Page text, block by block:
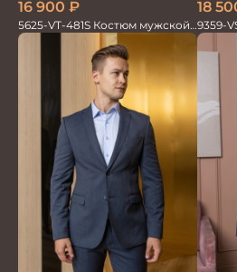
16 900 ₽
5625-VT-481S Костюм мужской
двойка
18
9359-
двойка